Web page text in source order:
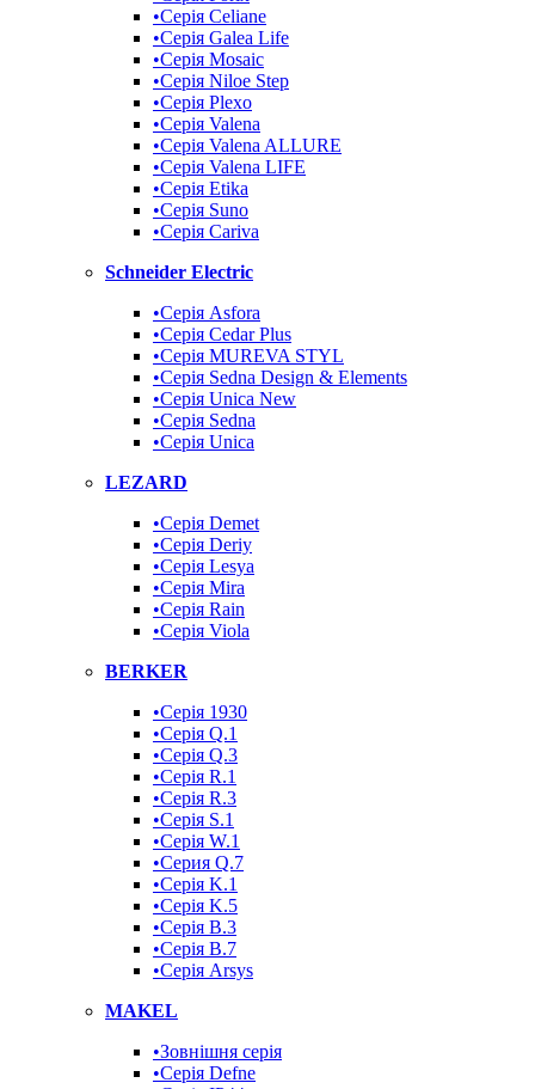
•Серія Celiane
•Серія Galea Life
•Серія Mosaic
•Серія Niloe Step
•Серія Plexo
•Серія Valena
•Серія Valena ALLURE
•Серія Valena LIFE
•Серія Etika
•Серія Suno
•Cерія Cariva
Schneider Electric
•Серія Asfora
•Серія Cedar Plus
•Серія MUREVA STYL
•Серія Sedna Design & Elements
•Серія Unica New
•Серія Sedna
•Серія Unica
LEZARD
•Серія Demet
•Серія Deriy
•Серія Lesya
•Серія Mira
•Серія Rain
•Серія Viola
BERKER
•Серія 1930
•Серія Q.1
•Серія Q.3
•Серія R.1
•Серія R.3
•Серія S.1
•Серія W.1
•Серия Q.7
•Серія K.1
•Серія K.5
•Серія B.3
•Серія B.7
•Серія Arsys
MAKEL
•Зовнішня серія
•Серія Defne